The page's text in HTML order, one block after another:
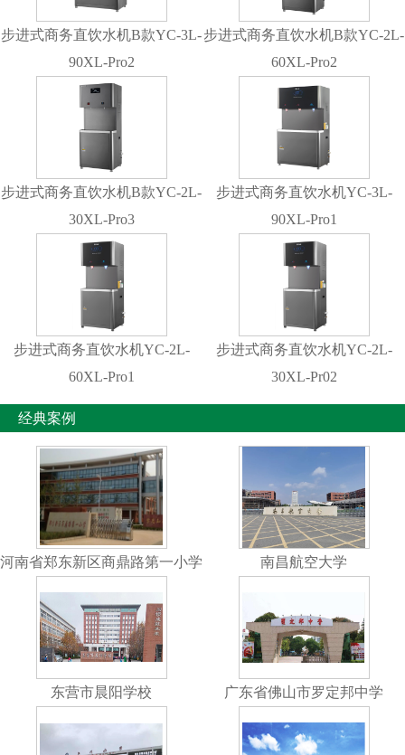
步进式商务直饮水机B款YC-3L-
90XL-Pro2
步进式商务直饮水机B款YC-2L-
60XL-Pro2
步进式商务直饮水机B款YC-2L-
30XL-Pro3
步进式商务直饮水机YC-3L-
90XL-Pro1
步进式商务直饮水机YC-2L-
60XL-Pro1
步进式商务直饮水机YC-2L-
30XL-Pr02
经典案例
河南省郑东新区商鼎路第一小学 南昌航空大学
东营市晨阳学校 广东省佛山市罗定邦中学